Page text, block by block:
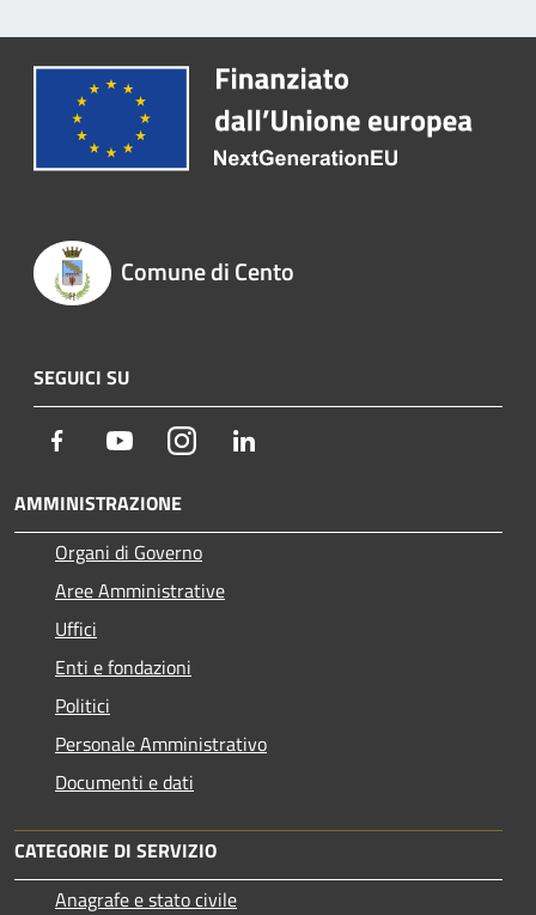
Comune di Cento
SEGUICI SU
Facebook YoutubeInstagram
AMMINISTRAZIONE
Organi di Governo
Aree Amministrative
Uffici
Enti e fondazioni
Politici
Personale Amministrativo
Documenti e dati
CATEGORIE DI SERVIZIO
Anagrafe e stato civile